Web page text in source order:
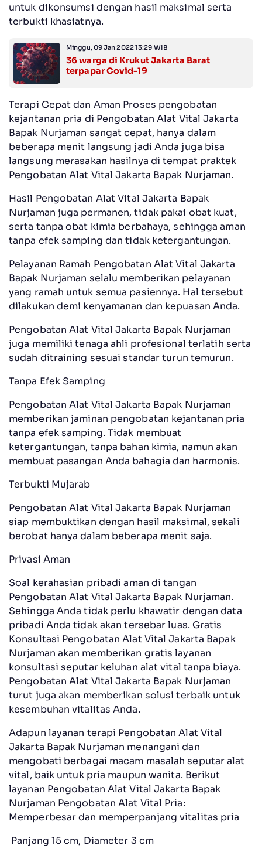
untuk dikonsumsi dengan hasil maksimal serta
terbukti khasiatnya.
Minggu, 09 Jan 2022 13:29 WIB
36 warga di Krukut Jakarta Barat
terpapar Covid-19
Terapi Cepat dan Aman Proses pengobatan
kejantanan pria di Pengobatan Alat Vital Jakarta
Bapak Nurjaman sangat cepat, hanya dalam
beberapa menit langsung jadi Anda juga bisa
langsung merasakan hasilnya di tempat praktek
Pengobatan Alat Vital Jakarta Bapak Nurjaman.
Hasil Pengobatan Alat Vital Jakarta Bapak
Nurjaman juga permanen, tidak pakai obat kuat,
serta tanpa obat kimia berbahaya, sehingga aman
tanpa efek samping dan tidak ketergantungan.
Pelayanan Ramah Pengobatan Alat Vital Jakarta
Bapak Nurjaman selalu memberikan pelayanan
yang ramah untuk semua pasiennya. Hal tersebut
dilakukan demi kenyamanan dan kepuasan Anda.
Pengobatan Alat Vital Jakarta Bapak Nurjaman
juga memiliki tenaga ahli profesional terlatih serta
sudah ditraining sesuai standar turun temurun.
Tanpa Efek Samping
Pengobatan Alat Vital Jakarta Bapak Nurjaman
memberikan jaminan pengobatan kejantanan pria
tanpa efek samping. Tidak membuat
ketergantungan, tanpa bahan kimia, namun akan
membuat pasangan Anda bahagia dan harmonis.
Terbukti Mujarab
Pengobatan Alat Vital Jakarta Bapak Nurjaman
siap membuktikan dengan hasil maksimal, sekali
berobat hanya dalam beberapa menit saja.
Privasi Aman
Soal kerahasian pribadi aman di tangan
Pengobatan Alat Vital Jakarta Bapak Nurjaman.
Sehingga Anda tidak perlu khawatir dengan data
pribadi Anda tidak akan tersebar luas. Gratis
Konsultasi Pengobatan Alat Vital Jakarta Bapak
Nurjaman akan memberikan gratis layanan
konsultasi seputar keluhan alat vital tanpa biaya.
Pengobatan Alat Vital Jakarta Bapak Nurjaman
turut juga akan memberikan solusi terbaik untuk
kesembuhan vitalitas Anda.
Adapun layanan terapi Pengobatan Alat Vital
Jakarta Bapak Nurjaman menangani dan
mengobati berbagai macam masalah seputar alat
vital, baik untuk pria maupun wanita. Berikut
layanan Pengobatan Alat Vital Jakarta Bapak
Nurjaman Pengobatan Alat Vital Pria:
Memperbesar dan memperpanjang vitalitas pria
Panjang 15 cm, Diameter 3 cm